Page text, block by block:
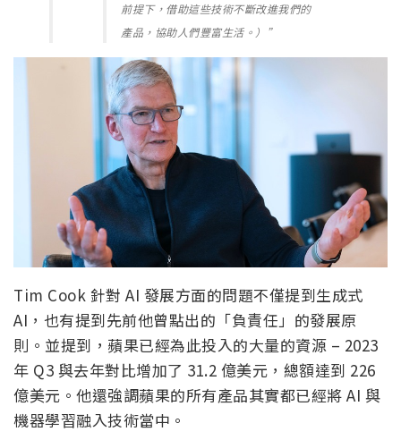
前提下，借助這些技術不斷改進我們的
產品，協助人們豐富生活。）”
Tim Cook 針對 AI 發展方面的問題不僅提到生成式
AI，也有提到先前他曾點出的「負責任」的發展原
則。並提到，蘋果已經為此投入的大量的資源 – 2023
年 Q3 與去年對比增加了 31.2 億美元，總額達到 226
億美元。他還強調蘋果的所有產品其實都已經將 AI 與
機器學習融入技術當中。